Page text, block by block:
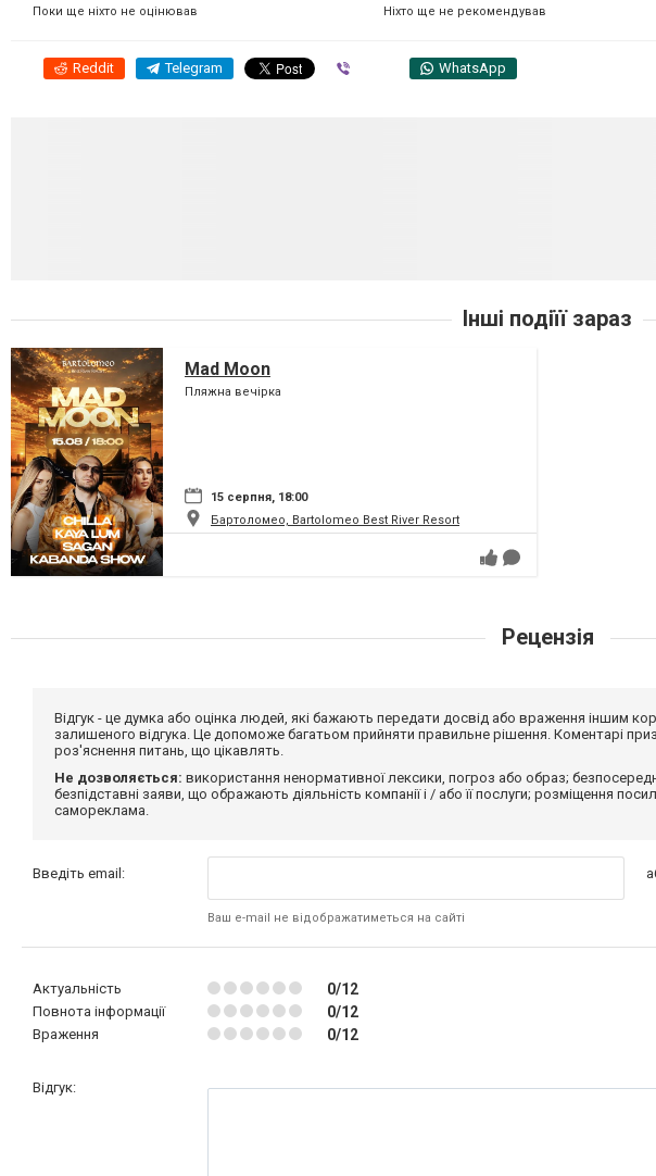
Поки ще ніхто не оцінював Ніхто ще не рекомендував
Reddit Telegram WhatsApp
Інші подіїї зараз
Mad Moon
Пляжна вечірка
15 серпня, 18:00
Бартоломео, Bartolomeo Best River Resort
Рецензія
Відгук - це думка або оцінка людей, які бажають передати досвід або враження іншим
залишеного відгука. Це допоможе багатьом прийняти правильне рішення. Коментарі
роз'яснення питань, що цікавлять.
Не дозволяється: використання ненормативної лексики, погроз або образ;
безпідставні заяви, що ображають діяльність компанії і / або її послуги; розміщення
самореклама.
Введіть email:
Ваш e-mail не відображатиметься на сайті
Актуальність 0/12
Повнота інформації 0/12
Враження 0/12
Відгук: